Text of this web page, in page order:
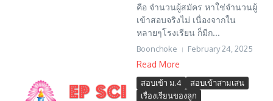
คือ จำนวนผู้สมัคร หาใช่จำนวนผู้
เข้าสอบจริงไม่ เนื่องจากใน
หลายๆโรงเรียน ก็มีก...
Boonchoke February 24, 2025
Read More
สอบเข้า ม.4
สอบเข้าสามเสน
เรื่องเรียนของลูก